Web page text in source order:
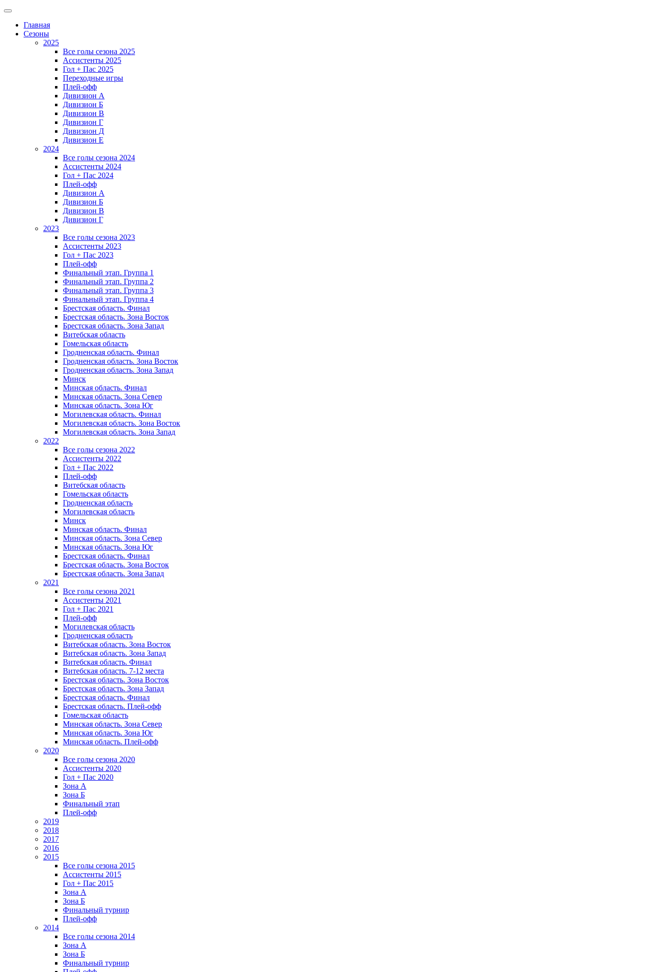
Главная
Сезоны
2025
Все голы сезона 2025
Ассистенты 2025
Гол + Пас 2025
Переходные игры
Плей-офф
Дивизион A
Дивизион Б
Дивизион В
Дивизион Г
Дивизион Д
Дивизион Е
2024
Все голы сезона 2024
Ассистенты 2024
Гол + Пас 2024
Плей-офф
Дивизион A
Дивизион Б
Дивизион В
Дивизион Г
2023
Все голы сезона 2023
Ассистенты 2023
Гол + Пас 2023
Плей-офф
Финальный этап. Группа 1
Финальный этап. Группа 2
Финальный этап. Группа 3
Финальный этап. Группа 4
Брестская область. Финал
Брестская область. Зона Восток
Брестская область. Зона Запад
Витебская область
Гомельская область
Гродненская область. Финал
Гродненская область. Зона Восток
Гродненская область. Зона Запад
Минск
Минская область. Финал
Минская область. Зона Север
Минская область. Зона Юг
Могилевская область. Финал
Могилевская область. Зона Восток
Могилевская область. Зона Запад
2022
Все голы сезона 2022
Ассистенты 2022
Гол + Пас 2022
Плей-офф
Витебская область
Гомельская область
Гродненская область
Могилевская область
Минск
Mинская область. Финал
Минская область. Зона Север
Минская область. Зона Юг
Брестская область. Финал
Брестская область. Зона Восток
Брестская область. Зона Запад
2021
Все голы сезона 2021
Ассистенты 2021
Гол + Пас 2021
Плей-офф
Могилевская область
Гродненская область
Витебская область. Зона Восток
Витебская область. Зона Запад
Витебская область. Финал
Витебская область. 7-12 места
Брестская область. Зона Восток
Брестская область. Зона Запад
Брестская область. Финал
Брестская область. Плей-офф
Гомельская область
Минская область. Зона Север
Минская область. Зона Юг
Минская область. Плей-офф
2020
Все голы сезона 2020
Ассистенты 2020
Гол + Пас 2020
Зона А
Зона Б
Финальный этап
Плей-офф
2019
2018
2017
2016
2015
Все голы сезона 2015
Ассистенты 2015
Гол + Пас 2015
Зона А
Зона Б
Финальный турнир
Плей-офф
2014
Все голы сезона 2014
Зона А
Зона Б
Финальный турнир